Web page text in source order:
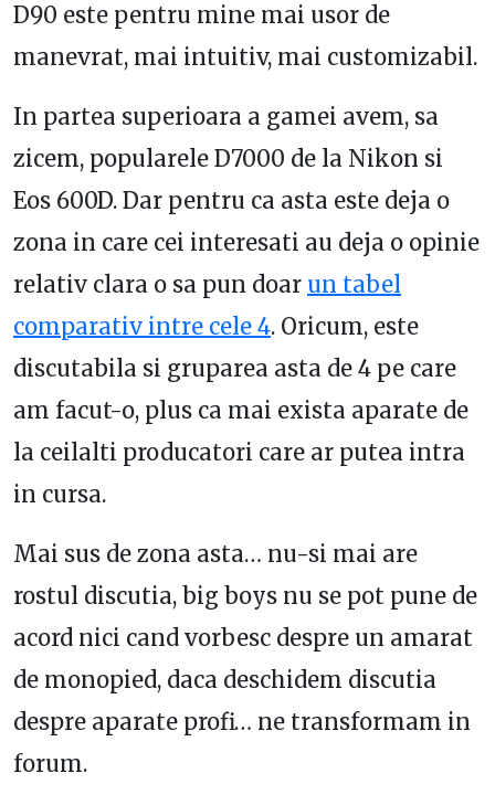
D90 este pentru mine mai usor de
manevrat, mai intuitiv, mai customizabil.
In partea superioara a gamei avem, sa
zicem, popularele D7000 de la Nikon si
Eos 600D. Dar pentru ca asta este deja o
zona in care cei interesati au deja o opinie
relativ clara o sa pun doar un tabel
comparativ intre cele 4. Oricum, este
discutabila si gruparea asta de 4 pe care
am facut-o, plus ca mai exista aparate de
la ceilalti producatori care ar putea intra
in cursa.
Mai sus de zona asta… nu-si mai are
rostul discutia, big boys nu se pot pune de
acord nici cand vorbesc despre un amarat
de monopied, daca deschidem discutia
despre aparate profi… ne transformam in
forum.